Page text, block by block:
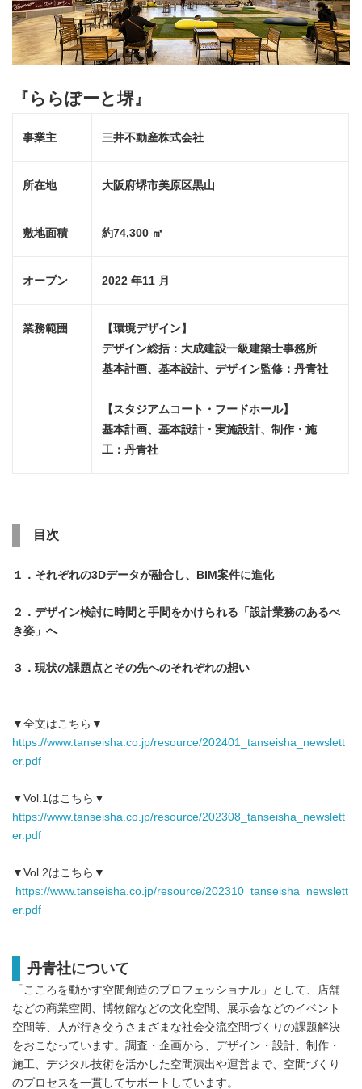
『ららぽーと堺』
事業主 三井不動産株式会社
所在地 大阪府堺市美原区黒山
敷地面積 約74,300 ㎡
オープン 2022 年11 月
業務範囲
【環境デザイン】
デザイン総括：大成建設一級建築士事務所
基本計画、基本設計、デザイン監修：丹青社
【スタジアムコート・フードホール】
基本計画、基本設計・実施設計、制作・施
工：丹青社
目次
１．それぞれの3Dデータが融合し、BIM案件に進化
２．デザイン検討に時間と手間をかけられる「設計業務のあるべ
き姿」へ
３．現状の課題点とその先へのそれぞれの想い
▼全文はこちら▼
https://www.tanseisha.co.jp/resource/202401_tanseisha_newslett
er.pdf
▼Vol.1はこちら▼
https://www.tanseisha.co.jp/resource/202308_tanseisha_newslett
er.pdf
▼Vol.2はこちら▼
https://www.tanseisha.co.jp/resource/202310_tanseisha_newslett
er.pdf
丹⻘社について
「こころを動かす空間創造のプロフェッショナル」として、店舗
などの商業空間、博物館などの⽂化空間、展⽰会などのイベント
空間等、⼈が⾏き交うさまざまな社会交流空間づくりの課題解決
をおこなっています。調査・企画から、デザイン・設計、制作・
施⼯、デジタル技術を活かした空間演出や運営まで、空間づくり
のプロセスを⼀貫してサポートしています。